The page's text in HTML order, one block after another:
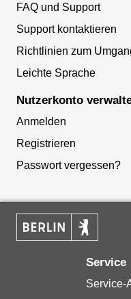
FAQ und Support
Support kontaktieren
Richtlinien zum
Leichte Sprache
Nutzerkonto
Anmelden
Registrieren
Passwort vergessen?
Service
Service-